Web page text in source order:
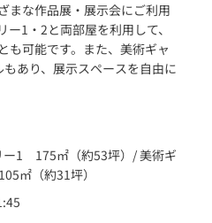
まな作品展・展示会にご利用
1・2と両部屋を利用して、
も可能です。また、美術ギャ
あり、展示スペースを自由に
ー1 175㎡（約53坪）/ 美術ギ
㎡（約31坪）